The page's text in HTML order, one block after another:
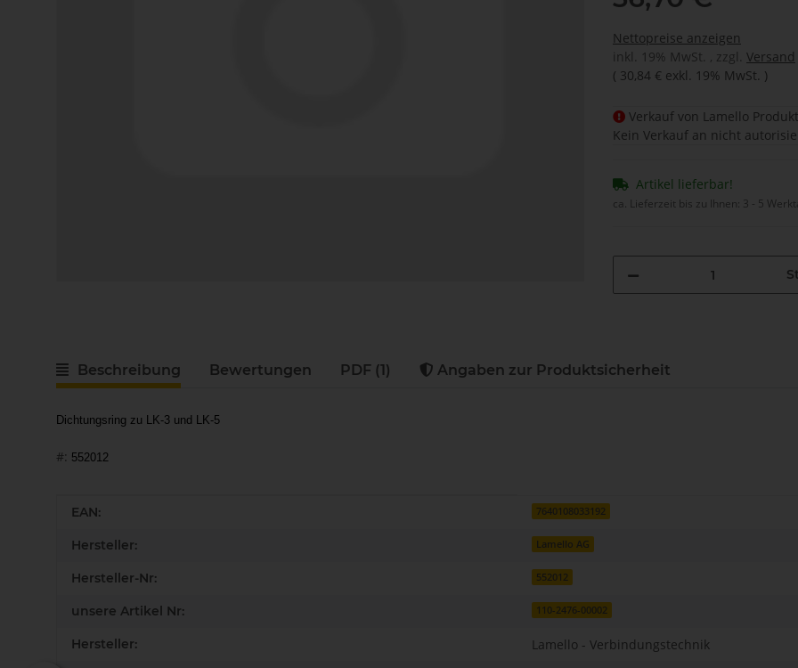
Nettopreise anzeigen
inkl. 19% MwSt. , zzgl. Versand
( 30,84 € exkl. 19% MwSt. )
Verkauf von Lamello
Kein Verkauf an nicht
Artikel lieferbar!
ca. Lieferzeit bis zu Ihnen: 3 - 5
Beschreibung Bewertungen PDF (1) Angaben zur Produktsicherheit
Dichtungsring zu LK-3 und LK-5
#: 552012
Produkteigenschaft
Wert
EAN: 7640108033192
Hersteller: Lamello AG
Hersteller-Nr: 552012
unsere Artikel Nr: 110-2476-00002
Hersteller: Lamello - Verbindungstechnik